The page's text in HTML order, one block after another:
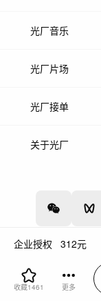
企业授权 312元
收藏1461 更多
上传图片
光厂音乐
热门音乐
光厂片场
上传案例
光厂接单
上架服务
关于光厂
增值电信业务经
川公网安